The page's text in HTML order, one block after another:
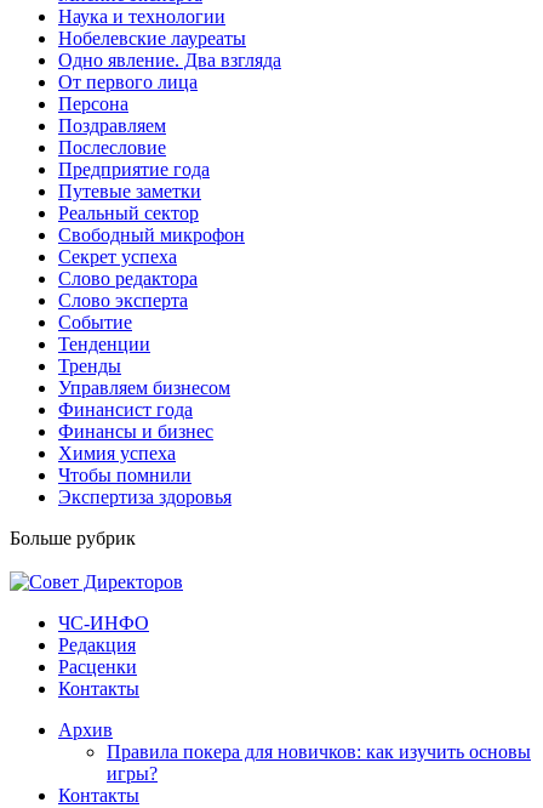
Наука и технологии
Нобелевские лауреаты
Одно явление. Два взгляда
От первого лица
Персона
Поздравляем
Послесловие
Предприятие года
Путевые заметки
Реальный сектор
Свободный микрофон
Секрет успеха
Слово редактора
Слово эксперта
Событие
Тенденции
Тренды
Управляем бизнесом
Финансист года
Финансы и бизнес
Химия успеха
Чтобы помнили
Экспертиза здоровья
Больше рубрик
ЧС-ИНФО
Редакция
Расценки
Контакты
Архив
Правила покера для новичков: как изучить основы
игры?
Контакты